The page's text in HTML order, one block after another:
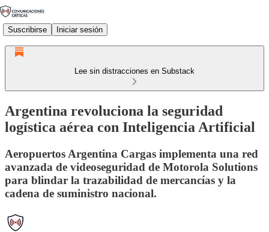
Suscribirse Iniciar sesión
Lee sin distracciones en Substack
Argentina revoluciona la seguridad
logística aérea con Inteligencia Artificial
Aeropuertos Argentina Cargas implementa una red
avanzada de videoseguridad de Motorola Solutions
para blindar la trazabilidad de mercancías y la
cadena de suministro nacional.